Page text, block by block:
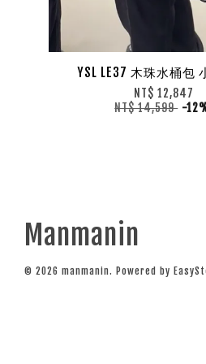
YSL LE37 木珠水桶包
NT$ 12,847
NT$ 14,599 -
Manmanin
© 2026 manmanin. Powered by